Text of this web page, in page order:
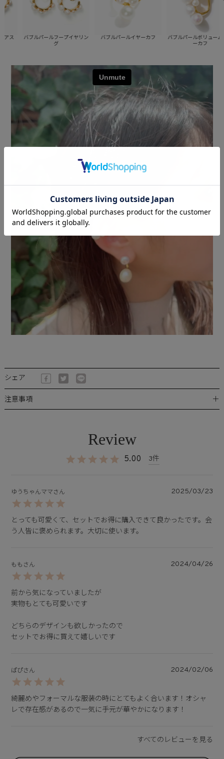
バブルパールフープイヤリン
バブルパールイヤーカフ
バブルパールボリュームイヤ
ーカフ
シェア
注意事項 ＋
5.00 3
ゆうちゃんママ 2025/03/23
とっても可愛くて、セットでお得に購入できて良かったです。会
う人皆に褒められます。大切に使います。
もも 2024/04/26
前から気になっていましたが
実物もとても可愛いです
どちらのデザインも欲しかったので
セットでお得に買えて嬉しいです
ぱぴ 2024/02/06
綺麗めやフォーマルな服装の時にとてもよく合います！オシャ
レで存在感があるので一気に手元が華やかになります！